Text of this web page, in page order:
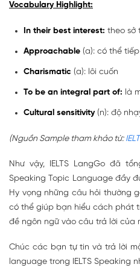
Vocabulary Highlight:
In their best interest: theo sở
Approachable (a): có thể
Charismatic (a): lôi cuốn
To be an integral part of: là
Cultural sensitivity(n): độ
(Nguồn Sample tham khảo từ:
Như vậy, IELTS LangGo đã
Speaking Topic Language đầy
Hy vọng những câu hỏi thường
có thể giúp bạn hiểu cách phát
đề ngôn ngữ vào câu trả lời của
Chúc các bạn tự tin và trả lời
language trong IELTS Speaking